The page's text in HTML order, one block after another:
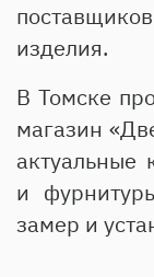
изделия.
В Томске
магазин
актуальные
и
замер и